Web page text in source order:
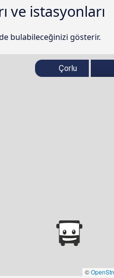
ve istasyonları
bulabileceğinizi gösterir.
©
Çorlu